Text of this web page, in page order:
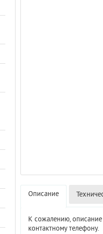
Описание
К сожалению,
контактному телефону.